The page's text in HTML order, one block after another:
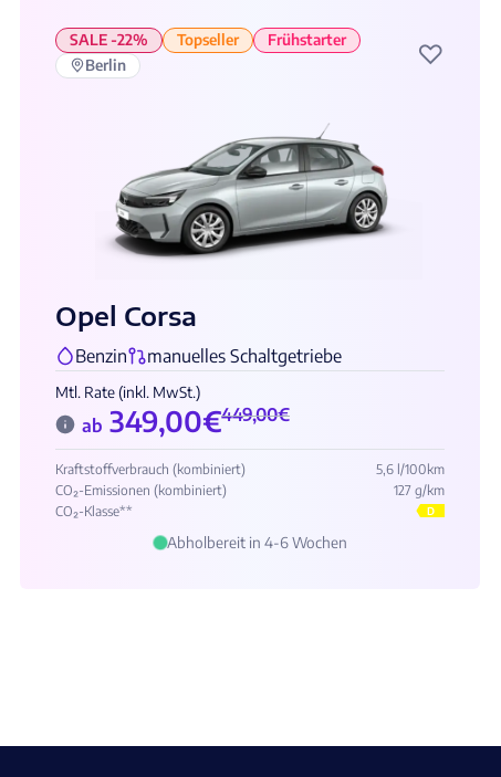
SALE -22% Topseller
Frühstarter
Berlin
♡
Opel Corsa
Benzin manuelles Schaltgetriebe
Mtl. Rate (inkl. MwSt.)
ab 449,00€
349,00€
Kraftstoffverbrauch (kombiniert)
5,6 l/100km
CO₂-Emissionen (kombiniert)
127 g/km
CO₂-Klasse**
D
Abholbereit in 4-6 Wochen